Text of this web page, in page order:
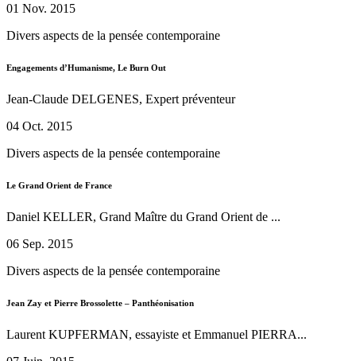
01 Nov. 2015
Divers aspects de la pensée contemporaine
Engagements d’Humanisme, Le Burn Out
Jean-Claude DELGENES, Expert préventeur
04 Oct. 2015
Divers aspects de la pensée contemporaine
Le Grand Orient de France
Daniel KELLER, Grand Maître du Grand Orient de ...
06 Sep. 2015
Divers aspects de la pensée contemporaine
Jean Zay et Pierre Brossolette – Panthéonisation
Laurent KUPFERMAN, essayiste et Emmanuel PIERRA...